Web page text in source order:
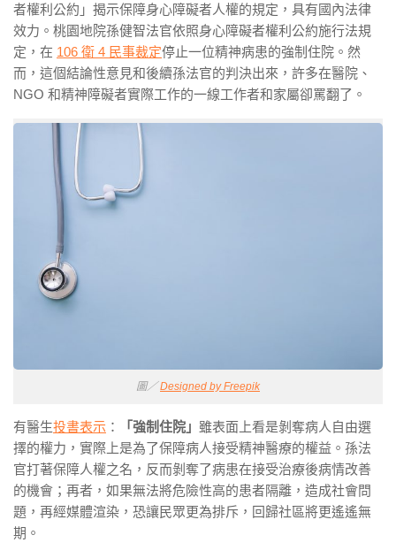
者權利公約」揭示保障身心障礙者人權的規定，具有國內法律
效力。桃園地院孫健智法官依照身心障礙者權利公約施行法規
定，在 106 衛 4 民事裁定停止一位精神病患的強制住院。然
而，這個結論性意見和後續孫法官的判決出來，許多在醫院、
NGO 和精神障礙者實際工作的一線工作者和家屬卻罵翻了。
圖／Designed by Freepik
有醫生投書表示 ： 「強制住院」 雖表面上看是剝奪病人自由選
擇的權力，實際上是為了保障病人接受精神醫療的權益。孫法
官打著保障人權之名，反而剝奪了病患在接受治療後病情改善
的機會；再者，如果無法將危險性高的患者隔離，造成社會問
題，再經媒體渲染，恐讓民眾更為排斥，回歸社區將更遙遙無
期。